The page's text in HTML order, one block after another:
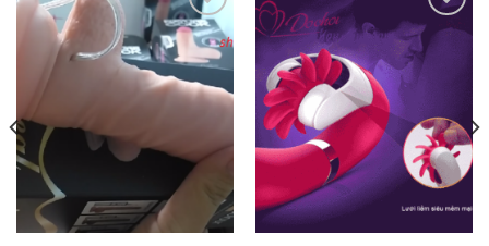
Add to
wishlist
Add to